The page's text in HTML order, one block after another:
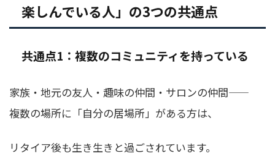
楽しんでいる人」の3つの共通点
共通点1：複数のコミュニティを持っている
家族・地元の友人・趣味の仲間・サロンの仲間——
複数の場所に「自分の居場所」がある方は、
リタイア後も生き生きと過ごされています。